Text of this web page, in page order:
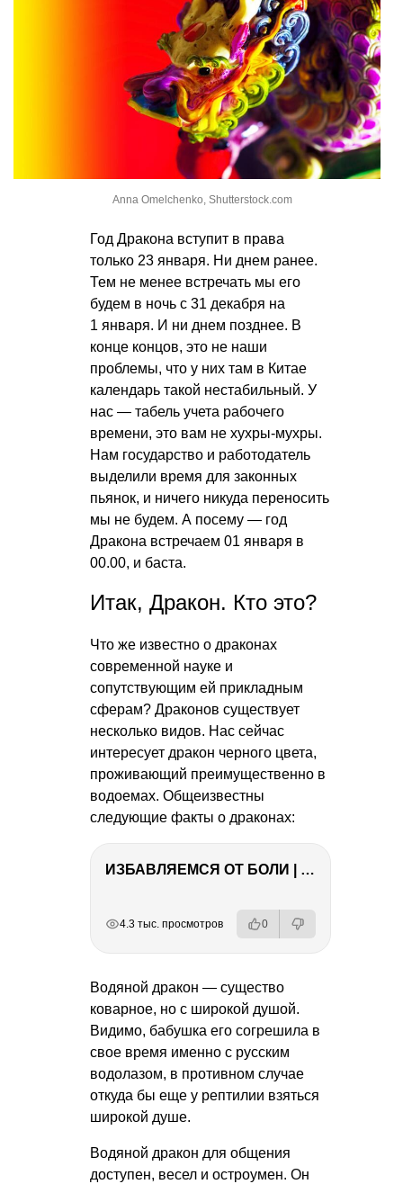
Anna Omelchenko, Shutterstock.com
Год Дракона вступит в права
только 23 января. Ни днем ранее.
Тем не менее встречать мы его
будем в ночь с 31 декабря на
1 января. И ни днем позднее. В
конце концов, это не наши
проблемы, что у них там в Китае
календарь такой нестабильный. У
нас — табель учета рабочего
времени, это вам не хухры-мухры.
Нам государство и работодатель
выделили время для законных
пьянок, и ничего никуда переносить
мы не будем. А посему — год
Дракона встречаем 01 января в
00.00, и баста.
Итак, Дракон. Кто это?
Что же известно о драконах
современной науке и
сопутствующим ей прикладным
сферам? Драконов существует
несколько видов. Нас сейчас
интересует дракон черного цвета,
проживающий преимущественно в
водоемах. Общеизвестны
следующие факты о драконах:
ИЗБАВЛЯЕМСЯ ОТ БОЛИ | Важность режима и питания
4.3 тыс. просмотров 0
Водяной дракон — существо
коварное, но с широкой душой.
Видимо, бабушка его согрешила в
свое время именно с русским
водолазом, в противном случае
откуда бы еще у рептилии взяться
широкой душе.
Водяной дракон для общения
доступен, весел и остроумен. Он